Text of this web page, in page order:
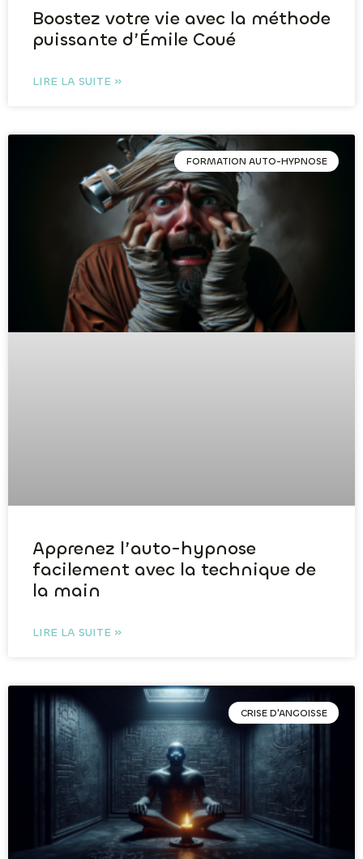
Boostez votre vie avec la méthode
puissante d’Émile Coué
LIRE LA SUITE »
FORMATION AUTO-HYPNOSE
Apprenez l’auto-hypnose
facilement avec la technique de
la main
LIRE LA SUITE »
CRISE D'ANGOISSE